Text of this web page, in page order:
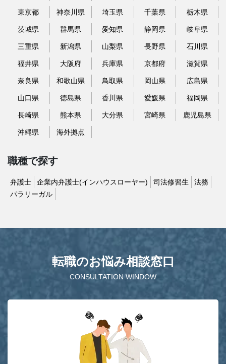
東京都 神奈川県 埼玉県 千葉県 栃木県
茨城県 群馬県 愛知県 静岡県 岐阜県
三重県 新潟県 山梨県 長野県 石川県
福井県 大阪府 兵庫県 京都府 滋賀県
奈良県 和歌山県 鳥取県 岡山県 広島県
山口県 徳島県 香川県 愛媛県 福岡県
長崎県 熊本県 大分県 宮崎県 鹿児島県
沖縄県 海外拠点
職種で探す
弁護士 企業内弁護士(インハウスローヤー) 司法修習生
法務
パラリーガル
CONSULTATION WINDOW
転職のお悩み相談窓口